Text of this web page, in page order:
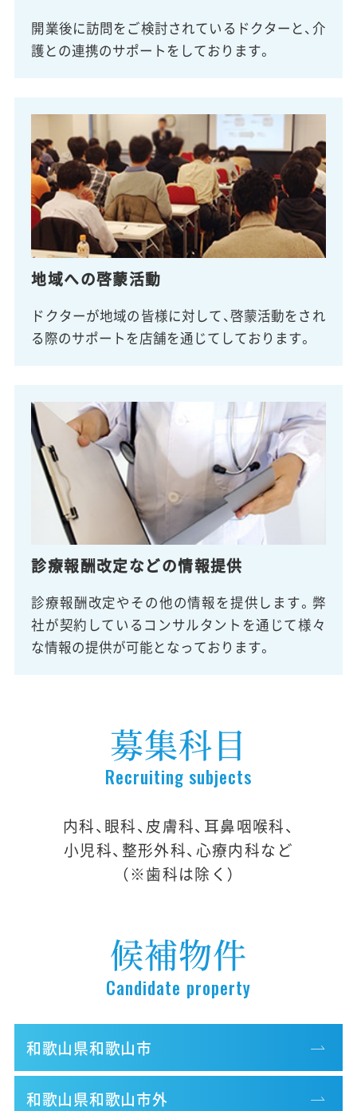
開業後に訪問をご検討されているドクターと、介
護との連携のサポートをしております。
地域への啓蒙活動
ドクターが地域の皆様に対して、啓蒙活動をされ
る際のサポートを店舗を通じてしております。
診療報酬改定などの情報提供
診療報酬改定やその他の情報を提供します。弊
社が契約しているコンサルタントを通じて様々
な情報の提供が可能となっております。
募集科目
Recruiting subjects
内科、眼科、皮膚科、耳鼻咽喉科、
小児科、整形外科、心療内科など
（※歯科は除く）
候補物件
Candidate property
和歌山県和歌山市
和歌山県和歌山市外